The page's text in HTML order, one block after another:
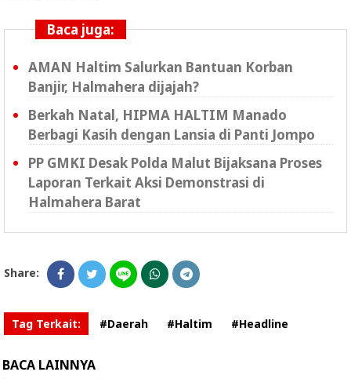
Baca juga:
AMAN Haltim Salurkan Bantuan Korban
Banjir, Halmahera dijajah?
Berkah Natal, HIPMA HALTIM Manado
Berbagi Kasih dengan Lansia di Panti Jompo
PP GMKI Desak Polda Malut Bijaksana Proses
Laporan Terkait Aksi Demonstrasi di
Halmahera Barat
Share:
Tag Terkait: #Daerah #Haltim #Headline
BACA LAINNYA